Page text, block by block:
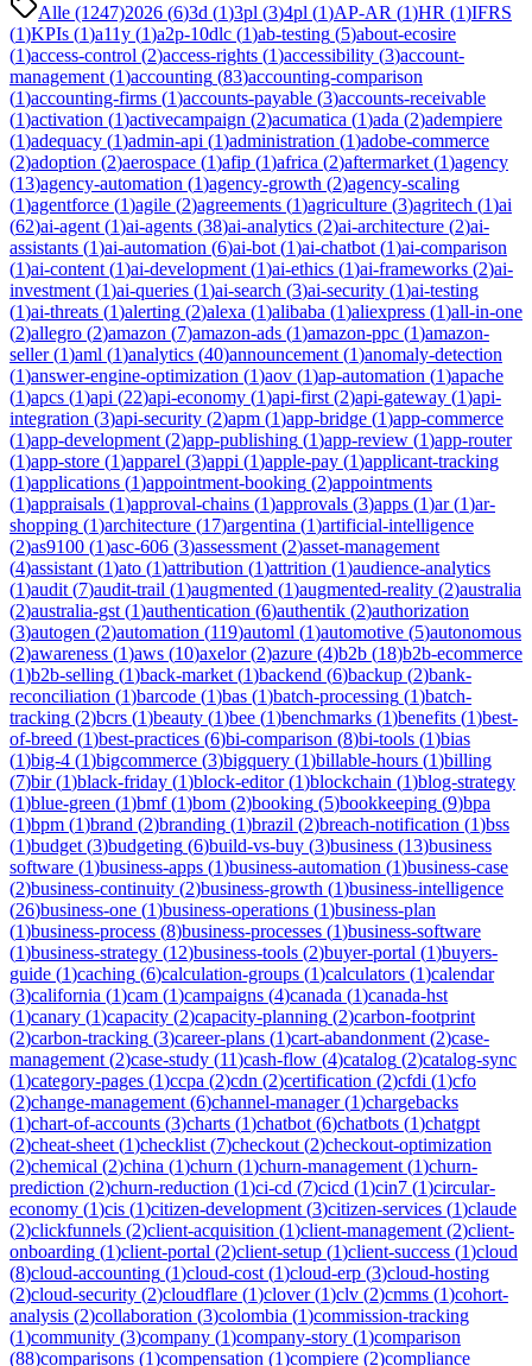
Alle (1247)2026 (6)3d (1)3pl (3)4pl (1)AP-AR (1)HR (1)IFRS
(1)KPIs (1)a11y (1)a2p-10dlc (1)ab-testing (5)about-ecosire
(1)access-control (2)access-rights (1)accessibility (3)account-
management (1)accounting (83)accounting-comparison
(1)accounting-firms (1)accounts-payable (3)accounts-receivable
(1)activation (1)activecampaign (2)acumatica (1)ada (2)adempiere
(1)adequacy (1)admin-api (1)administration (1)adobe-commerce
(2)adoption (2)aerospace (1)afip (1)africa (2)aftermarket (1)agency
(13)agency-automation (1)agency-growth (2)agency-scaling
(1)agentforce (1)agile (2)agreements (1)agriculture (3)agritech (1)ai
(62)ai-agent (1)ai-agents (38)ai-analytics (2)ai-architecture (2)ai-
assistants (1)ai-automation (6)ai-bot (1)ai-chatbot (1)ai-comparison
(1)ai-content (1)ai-development (1)ai-ethics (1)ai-frameworks (2)ai-
investment (1)ai-queries (1)ai-search (3)ai-security (1)ai-testing
(1)ai-threats (1)alerting (2)alexa (1)alibaba (1)aliexpress (1)all-in-one
(2)allegro (2)amazon (7)amazon-ads (1)amazon-ppc (1)amazon-
seller(1)aml (1)analytics (40)announcement (1)anomaly-detection
(1)answer-engine-optimization (1)aov (1)ap-automation (1)apache
(1)apcs (1)api (22)api-economy (1)api-first (2)api-gateway (1)api-
integration (3)api-security (2)apm (1)app-bridge (1)app-commerce
(1)app-development (2)app-publishing (1)app-review (1)app-router
(1)app-store (1)apparel (3)appi (1)apple-pay (1)applicant-tracking
(1)applications (1)appointment-booking (2)appointments
(1)appraisals (1)approval-chains (1)approvals (3)apps (1)ar(1)ar-
shopping (1)architecture (17)argentina (1)artificial-intelligence
(2)as9100 (1)asc-606 (3)assessment (2)asset-management
(4)assistant (1)ato (1)attribution (1)attrition (1)audience-analytics
(1)audit (7)audit-trail (1)augmented (1)augmented-reality (2)australia
(2)australia-gst (1)authentication (6)authentik (2)authorization
(3)autogen (2)automation (119)automl (1)automotive (5)autonomous
(2)awareness (1)aws (10)axelor(2)azure (4)b2b (18)b2b-ecommerce
(1)b2b-selling (1)back-market (1)backend (6)backup (2)bank-
reconciliation (1)barcode (1)bas (1)batch-processing (1)batch-
tracking (2)bcrs (1)beauty (1)bee (1)benchmarks (1)benefits (1)best-
of-breed (1)best-practices (6)bi-comparison (8)bi-tools (1)bias
(1)big-4 (1)bigcommerce (3)bigquery (1)billable-hours (1)billing
(7)bir(1)black-friday (1)block-editor(1)blockchain (1)blog-strategy
(1)blue-green (1)bmf(1)bom (2)booking (5)bookkeeping (9)bpa
(1)bpm (1)brand (2)branding (1)brazil (2)breach-notification (1)bss
(1)budget (3)budgeting (6)build-vs-buy (3)business (13)business
software (1)business-apps (1)business-automation (1)business-case
(2)business-continuity (2)business-growth (1)business-intelligence
(26)business-one (1)business-operations (1)business-plan
(1)business-process (8)business-processes (1)business-software
(1)business-strategy (12)business-tools (2)buyer-portal (1)buyers-
guide (1)caching (6)calculation-groups (1)calculators (1)calendar
(3)california (1)cam (1)campaigns (4)canada (1)canada-hst
(1)canary (1)capacity (2)capacity-planning (2)carbon-footprint
(2)carbon-tracking (3)career-plans (1)cart-abandonment (2)case-
management (2)case-study (11)cash-flow (4)catalog (2)catalog-sync
(1)category-pages (1)ccpa (2)cdn (2)certification (2)cfdi (1)cfo
(2)change-management (6)channel-manager(1)chargebacks
(1)chart-of-accounts (3)charts (1)chatbot (6)chatbots (1)chatgpt
(2)cheat-sheet (1)checklist (7)checkout (2)checkout-optimization
(2)chemical (2)china (1)churn (1)churn-management (1)churn-
prediction (2)churn-reduction (1)ci-cd (7)cicd (1)cin7 (1)circular-
economy (1)cis (1)citizen-development (3)citizen-services (1)claude
(2)clickfunnels (2)client-acquisition (1)client-management (2)client-
onboarding (1)client-portal (2)client-setup (1)client-success (1)cloud
(8)cloud-accounting (1)cloud-cost (1)cloud-erp (3)cloud-hosting
(2)cloud-security (2)cloudflare (1)clover(1)clv (2)cmms (1)cohort-
analysis (2)collaboration (3)colombia (1)commission-tracking
(1)community (3)company (1)company-story (1)comparison
(88)comparisons (1)compensation (1)compiere (2)compliance